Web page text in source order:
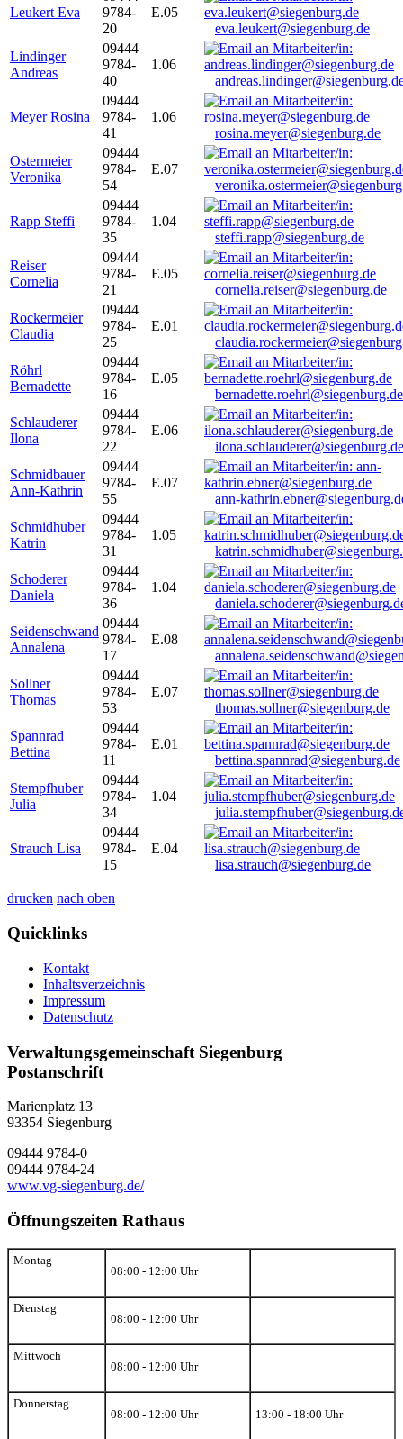
Leukert Eva
9784-
20
E.05
eva.leukert@siegenburg.de
Lindinger
Andreas
09444
9784-
40
1.06
Meyer Rosina
09444
9784-
41
1.06
rosina.meyer@siegenburg.de
Ostermeier
Veronika
09444
9784-
54
E.07
Rapp Steffi
09444
9784-
35
1.04
steffi.rapp@siegenburg.de
Reiser
Cornelia
09444
9784-
21
E.05
cornelia.reiser@siegenburg.de
Rockermeier
Claudia
09444
9784-
25
E.01
Röhrl
Bernadette
09444
9784-
16
E.05
bernadette.roehrl@siegenburg.de
Schlauderer
Ilona
09444
9784-
22
E.06
ilona.schlauderer@siegenburg.de
Schmidbauer
Ann-Kathrin
09444
9784-
55
E.07
ann-
Schmidhuber
Katrin
09444
9784-
31
1.05
Schoderer
Daniela
09444
9784-
36
1.04
Seidenschwand
Annalena
09444
9784-
17
E.08
Sollner
Thomas
09444
9784-
53
E.07
thomas.sollner@siegenburg.de
Spannrad
Bettina
09444
9784-
11
E.01
bettina.spannrad@siegenburg.de
Stempfhuber
Julia
09444
9784-
34
1.04
Strauch Lisa
09444
9784-
15
E.04
lisa.strauch@siegenburg.de
drucken nach oben
Quicklinks
Kontakt
Inhaltsverzeichnis
Impressum
Datenschutz
Verwaltungsgemeinschaft Siegenburg
Postanschrift
Marienplatz 13
93354 Siegenburg
09444 9784-0
09444 9784-24
www.vg-siegenburg.de/
Öffnungszeiten Rathaus
Montag
08:00 - 12:00 Uhr
Dienstag
08:00 - 12:00 Uhr
Mittwoch
08:00 - 12:00 Uhr
Donnerstag
08:00 - 12:00 Uhr
13:00 - 18:00 Uhr